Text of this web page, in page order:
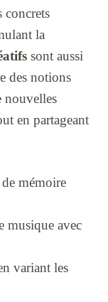
concrets
la
sont aussi
des notions
nouvelles
en partageant
mémoire
musique avec
variant les